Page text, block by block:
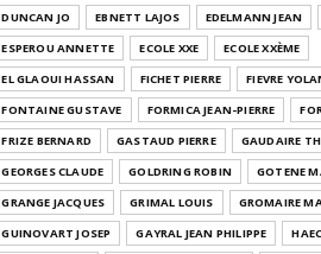
DUNCAN JO
EBNETT LAJOS EDELMANN JEAN
ESPEROU ANNETTE
ECOLE XXE
ECOLE XXÈME
EL GLAOUI HASSAN
FICHET PIERRE
FIEVRE
FONTAINE GUSTAVE
FORMICA JEAN-PIERRE
FRIZE BERNARD
GASTAUD PIERRE
GAUDAIRE
GEORGES CLAUDE
GOLDRING ROBIN
GOTENE
GRANGE JACQUES
GRIMAL LOUIS
GROMAIRE
GUINOVART JOSEP
GAYRAL JEAN PHILIPPE